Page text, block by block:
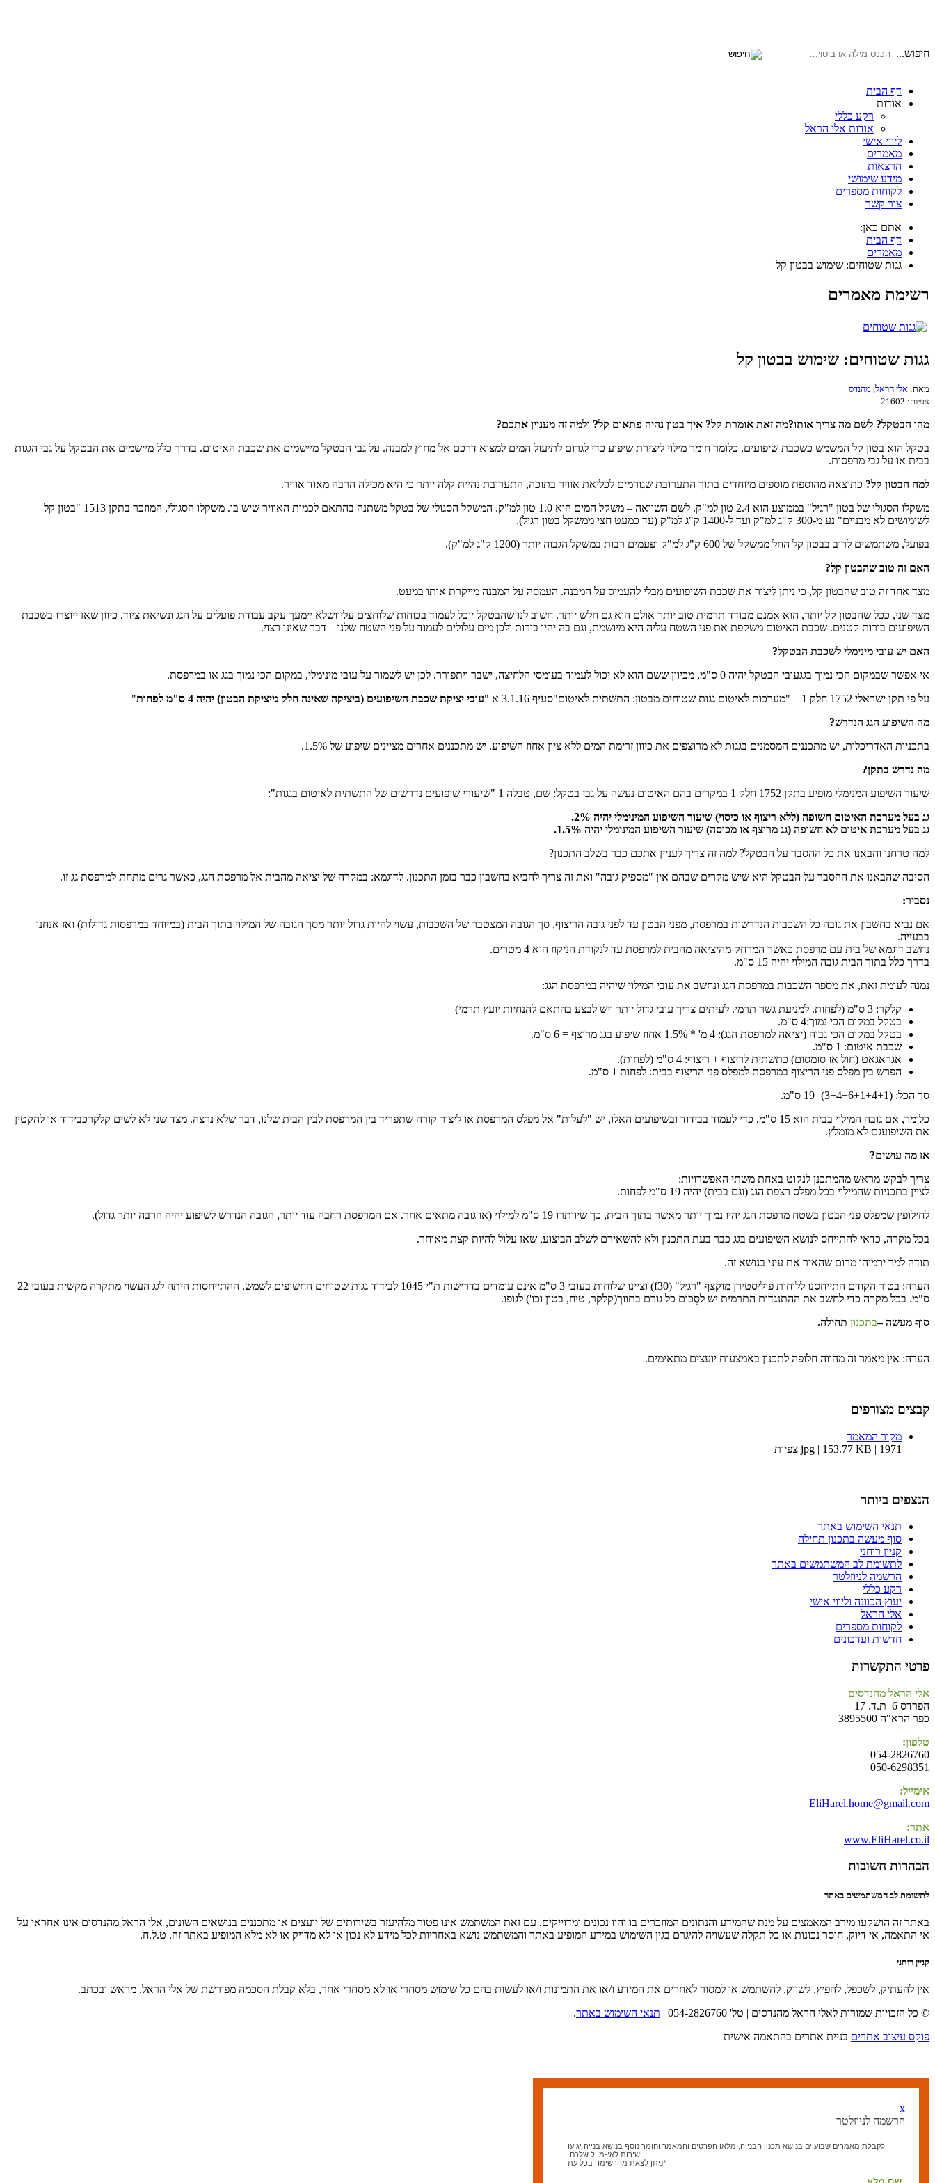
חיפוש...
דף הבית
אודות
רקע כללי
אודות אלי הראל
ליווי אישי
מאמרים
הרצאות
מידע שימושי
לקוחות מספרים
צור קשר
אתם כאן:
דף הבית
מאמרים
גגות שטוחים: שימוש בבטון קל
רשימת מאמרים
גגות שטוחים: שימוש בבטון קל
מאת: אלי הראל, מהנדס
צפיות: 21602
מהו הבטקל? לשם מה צריך אותו?מה זאת אומרת קל? איך בטון נהיה פתאום קל? ולמה זה מעניין אתכם?
בטקל הוא בטון קל המשמש כשכבת שיפועים, כלומר חומר מילוי ליצירת שיפוע כדי לגרום לתיעול המים למצוא דרכם אל מחוץ למבנה. על גבי הבטקל מיישמים את שכבת האיטום. בדרך כלל מיישמים את הבטקל על גבי הגגות
בבית או על גבי מרפסות.
למה הבטון קל? כתוצאה מהוספת מוספים מיוחדים בתוך התערובת שגורמים לכליאת אוויר בתוכה, התערובת נהיית קלה יותר כי היא מכילה הרבה מאוד אוויר.
משקלו הסגולי של בטון "רגיל" בממוצע הוא 2.4 טון למ"ק. לשם השוואה – משקל המים הוא 1.0 טון למ"ק. המשקל הסגולי של בטקל משתנה בהתאם לכמות האוויר שיש בו. משקלו הסגולי, המוזכר בתקן 1513 "בטון קל
לשימושים לא מבניים" נע מ-300 ק"ג למ"ק ועד ל-1400 ק"ג למ"ק (עד כמעט חצי ממשקל בטון רגיל).
בפועל, משתמשים לרוב בבטון קל החל ממשקל של 600 ק"ג למ"ק ופעמים רבות במשקל הגבוה יותר (1200 ק"ג למ"ק).
האם זה טוב שהבטון קל?
מצד אחד זה טוב שהבטון קל, כי ניתן ליצור את שכבת השיפועים מבלי להעמיס על המבנה. העמסה על המבנה מייקרת אותו במעט.
מצד שני, ככל שהבטון קל יותר, הוא אמנם מבודד תרמית טוב יותר אולם הוא גם חלש יותר. חשוב לנו שהבטקל יוכל לעמוד בכוחות שלוחצים עליוושלא יימעך עקב עבודת פועלים על הגג ונשיאת ציוד, כיוון שאז ייוצרו בשכבת
השיפועים בורות קטנים. שכבת האיטום משקפת את פני השטח עליה היא מיושמת, וגם בה יהיו בורות ולכן מים עלולים לעמוד על פני השטח שלנו – דבר שאינו רצוי.
האם יש עובי מינימלי לשכבת הבטקל?
אי אפשר שבמקום הכי נמוך בגגעובי הבטקל יהיה 0 ס"מ, מכיוון ששם הוא לא יכול לעמוד בעומסי הלחיצה, ישבר ויתפורר. לכן יש לשמור על עובי מינימלי, במקום הכי נמוך בגג או במרפסת.
על פי תקן ישראלי 1752 חלק 1 – "מערכות לאיטום גגות שטוחים מבטון: התשתית לאיטום"סעיף 3.1.16 א "
עובי יציקת שכבת השיפועים (ביציקה שאינה חלק מיציקת הבטון) יהיה 4 ס"מ לפחות
"
מה השיפוע הגג הנדרש?
בתכניות האדריכלות, יש מתכננים המסמנים בגגות לא מרוצפים את כיוון זרימת המים ללא ציון אחוז השיפוע. יש מתכננים אחרים מציינים שיפוע של 1.5%.
מה נדרש בתקן?
שיעור השיפוע המנימלי מופיע בתקן 1752 חלק 1 במקרים בהם האיטום נעשה על גבי בטקל: שם, טבלה 1 "שיעורי שיפועים נדרשים של התשתית לאיטום בגגות":
גג בעל מערכת האיטום חשופה (ללא ריצוף או כיסוי) שיעור השיפוע המינימלי יהיה 2%.
גג בעל מערכת איטום לא חשופה (גג מרוצף או מכוסה) שיעור השיפוע המינימלי יהיה 1.5%.
למה טרחנו והבאנו את כל ההסבר על הבטקל? למה זה צריך לעניין אתכם כבר בשלב התכנון?
הסיבה שהבאנו את ההסבר על הבטקל היא שיש מקרים שבהם אין "מספיק גובה" ואת זה צריך להביא בחשבון כבר בזמן התכנון. לדוגמא: במקרה של יציאה מהבית אל מרפסת הגג, כאשר גרים מתחת למרפסת גג זו.
נסביר:
אם נביא בחשבון את גובה כל השכבות הנדרשות במרפסת, מפני הבטון עד לפני גובה הריצוף, סך הגובה המצטבר של השכבות, עשוי להיות גדול יותר מסך הגובה של המילוי בתוך הבית (במיוחד במרפסות גדולות) ואז אנחנו
בבעייה.
נחשב דוגמא של בית עם מרפסת כאשר המרחק מהיציאה מהבית למרפסת עד לנקודת הניקוז הוא 4 מטרים.
בדרך כלל בתוך הבית גובה המילוי יהיה 15 ס"מ.
נמנה לעומת זאת, את מספר השכבות במרפסת הגג ונחשב את עובי המילוי שיהיה במרפסת הגג:
קלקר: 3 ס"מ (לפחות. למניעת גשר תרמי. לעיתים צריך עובי גדול יותר ויש לבצע בהתאם להנחיות יועץ תרמי)
בטקל במקום הכי נמוך:4 ס"מ.
בטקל במקום הכי גבוה (יציאה למרפסת הגג): 4 מ' * 1.5% אחוז שיפוע בגג מרוצף = 6 ס"מ.
שכבת איטום: 1 ס"מ.
אגראגאט (חול או סומסום) כתשתית לריצוף + ריצוף: 4 ס"מ (לפחות).
הפרש בין מפלס פני הריצוף במרפסת למפלס פני הריצוף בבית: לפחות 1 ס"מ.
סך הכל: (3+4+6+1+4+1)=19 ס"מ.
כלומר, אם גובה המילוי בבית הוא 15 ס"מ, כדי לעמוד בבידוד ובשיפועים האלו, יש "לעלות" אל מפלס המרפסת או ליצור קורה שתפריד בין המרפסת לבין הבית שלנו, דבר שלא נרצה. מצד שני לא לשים קלקרכבידוד או להקטין
את השיפועגם לא מומלץ.
אז מה עושים?
צריך לבקש מראש מהמתכנן לנקוט באחת משתי האפשרויות:
לציין בתכניות שהמילוי בכל מפלס רצפת הגג (וגם בבית) יהיה 19 ס"מ לפחות.
לחילופין שמפלס פני הבטון בשטח מרפסת הגג יהיו נמוך יותר מאשר בתוך הבית, כך שיוותרו 19 ס"מ למילוי (או גובה מתאים אחר. אם המרפסת רחבה עוד יותר, הגובה הנדרש לשיפוע יהיה הרבה יותר גדול).
בכל מקרה, כדאי להתייחס לנושא השיפועים בגג כבר בעת התכנון ולא להשאירם לשלב הביצוע, שאז עלול להיות קצת מאוחר.
תודה למר ירמיהו מרום שהאיר את עיני בנושא זה.
הערה: בטור הקודם התייחסנו ללוחות פוליסטירן מוקצף "רגיל" (f30) וציינו שלוחות בעובי 3 ס"מ אינם עומדים בדרישות ת"י 1045 לבידוד גגות שטוחים החשופים לשמש. ההתייחסות היתה לגג העשוי מתקרה מקשית בעובי 22
ס"מ. בכל מקרה כדי לחשב את ההתנגדות התרמית יש לסְכוֹם כל גורם בתווך(קלקר, טיח, בטון וכו') לגופו.
סוף מעשה –בתכנון תחילה.
הערה: אין מאמר זה מהווה חלופה לתכנון באמצעות יועצים מתאימים.
קבצים מצורפים
מקור המאמר
jpg | 153.77 KB | 1971 צפיות
הנצפים ביותר
תנאי השימוש באתר
סוף מעשה בתכנון תחילה
קניין רוחני
לתשומת לב המשתמשים באתר
הרשמה לניוזלטר
רקע כללי
יעוץ הכוונה וליווי אישי
אלי הראל
לקוחות מספרים
חדשות ועדכונים
פרטי התקשרות
אלי הראל מהנדסים
הפרדס 6 ת.ד. 17
כפר הרא"ה 3895500
טלפון:
054-2826760
050-6298351
אימייל:
EliHarel.home@gmail.com
אתר:
www.EliHarel.co.il
הבהרות חשובות
לתשומת לב המשתמשים באתר
באתר זה הושקעו מירב המאמצים על מנת שהמידע והנתונים המוזכרים בו יהיו נכונים ומדוייקים. עם זאת המשתמש אינו פטור מלהיעזר בשירותים של יועצים או מתכננים בנושאים השונים, אלי הראל מהנדסים אינו אחראי על
אי התאמה, אי דיוק, חוסר נכונות או כל תקלה שעשויה להיגרם בגין השימוש במידע המופיע באתר והמשתמש נושא באחריות לכל מידע לא נכון או לא מדויק או לא מלא המופיע באתר זה. ט.ל.ח.
קניין רוחני
אין להעתיק, לשכפל, להפיץ, לשווק, להשתמש או למסור לאחרים את המידע ו/או את התמונות ו/או לעשות בהם כל שימוש מסחרי או לא מסחרי אחר, בלא קבלת הסכמה מפורשת של אלי הראל, מראש ובכתב.
© כל הזכויות שמורות לאלי הראל מהנדסים | טל' 054-2826760 |
תנאי השימוש באתר.
פוקס עיצוב אתרים בניית אתרים בהתאמה אישית
x
הרשמה לניוזלטר
לקבלת מאמרים שבועיים בנושא תכנון הבנייה, מלאו הפרטים והמאמר וחומר נוסף בנושא בנייה יגיעו
ישירות לאי-מייל שלכם.
*ניתן לצאת מהרשימה בכל עת
שם מלא